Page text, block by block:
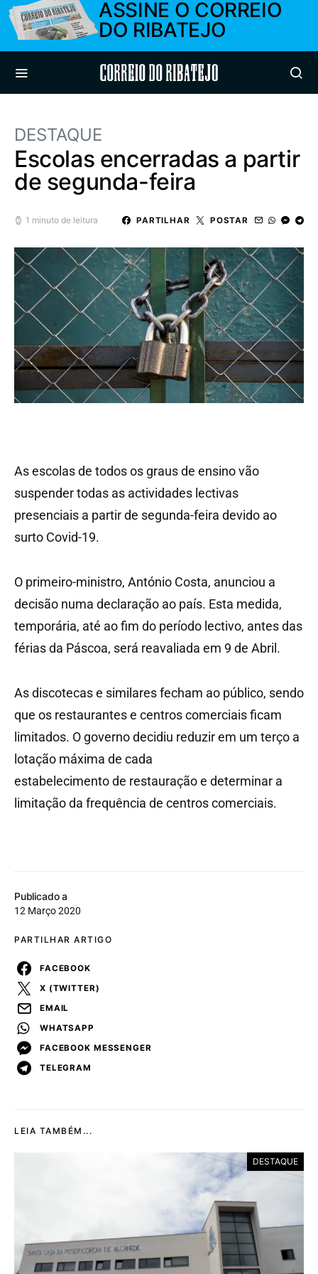
ASSINE O CORREIO
DO RIBATEJO
Correio do Ribatejo
DESTAQUE
Escolas encerradas a partir
de segunda-feira
1 minuto de leitura PARTILHAR POSTAR
Publicado a
12 Março 2020
PARTILHAR ARTIGO
FACEBOOK
X (TWITTER)
EMAIL
WHATSAPP
FACEBOOK MESSENGER
TELEGRAM
As escolas de todos os graus de ensino vão
suspender todas as actividades lectivas
presenciais a partir de segunda-feira devido ao
surto Covid-19.
O primeiro-ministro, António Costa, anunciou a
decisão numa declaração ao país. Esta medida,
temporária, até ao fim do período lectivo, antes das
férias da Páscoa, será reavaliada em 9 de Abril.
As discotecas e similares fecham ao público, sendo
que os restaurantes e centros comerciais ficam
limitados. O governo decidiu reduzir em um terço a
lotação máxima de cada
estabelecimento de restauração e determinar a
limitação da frequência de centros comerciais.
LEIA TAMBÉM...
DESTAQUE